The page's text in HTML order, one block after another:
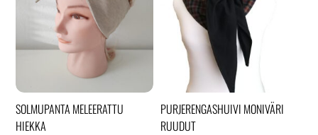
SOLMUPANTA MELEERATTU
HIEKKA
PURJERENGASHUIVI MONIVÄRI
RUUDUT